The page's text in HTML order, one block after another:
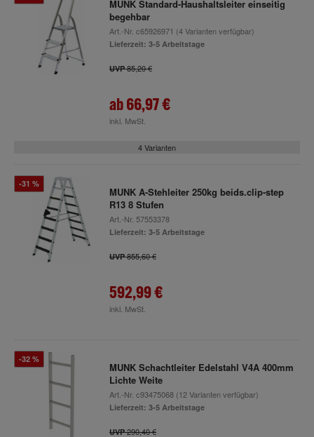
MUNK Standard-Haushaltsleiter einseitig
begehbar
Art.-Nr. c65926971 (4 Varianten verfügbar)
Lieferzeit: 3-5 Arbeitstage
UVP85,20 €
ab66,97 €
inkl. MwSt.
4 Varianten
-31 %
MUNK A-Stehleiter 250kg beids.clip-step
R13 8 Stufen
Art.-Nr. 57553378
Lieferzeit: 3-5 Arbeitstage
UVP855,60 €
592,99 €
inkl. MwSt.
-32 %
MUNK Schachtleiter Edelstahl V4A 400mm
Lichte Weite
Art.-Nr. c93475068(12 Varianten verfügbar)
Lieferzeit: 3-5 Arbeitstage
UVP290,40 €